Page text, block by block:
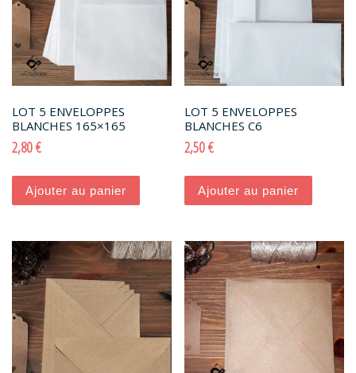
LOT 5 ENVELOPPES
BLANCHES 165×165
2,80€
Ajouter au panier
LOT 5 ENVELOPPES
BLANCHES C6
2,50€
Ajouter au panier